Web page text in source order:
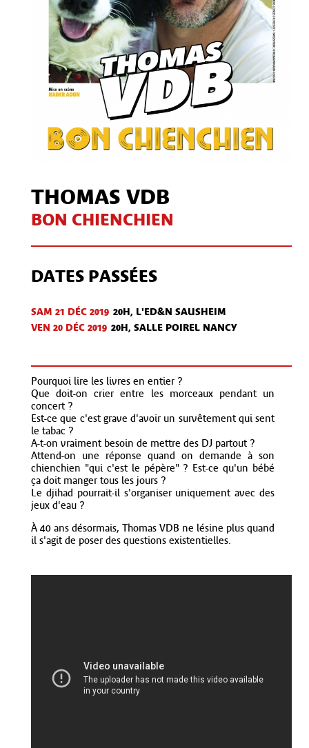
THOMAS VDB
BON CHIENCHIEN
DATES PASSÉES
SAM 21 DÉC 2019 20H, L'ED&N SAUSHEIM
VEN 20 DÉC 2019 20H, SALLE POIREL NANCY
Pourquoi lire les livres en entier ?
Que doit-on crier entre les morceaux pendant un
concert ?
Est-ce que c'est grave d'avoir un survêtement qui sent
le tabac ?
A-t-on vraiment besoin de mettre des DJ partout ?
Attend-on une réponse quand on demande à son
chienchien "qui c'est le pépère" ? Est-ce qu'un bébé
ça doit manger tous les jours ?
Le djihad pourrait-il s'organiser uniquement avec des
jeux d'eau ?
À 40 ans désormais, Thomas VDB ne lésine plus quand
il s'agit de poser des questions existentielles.